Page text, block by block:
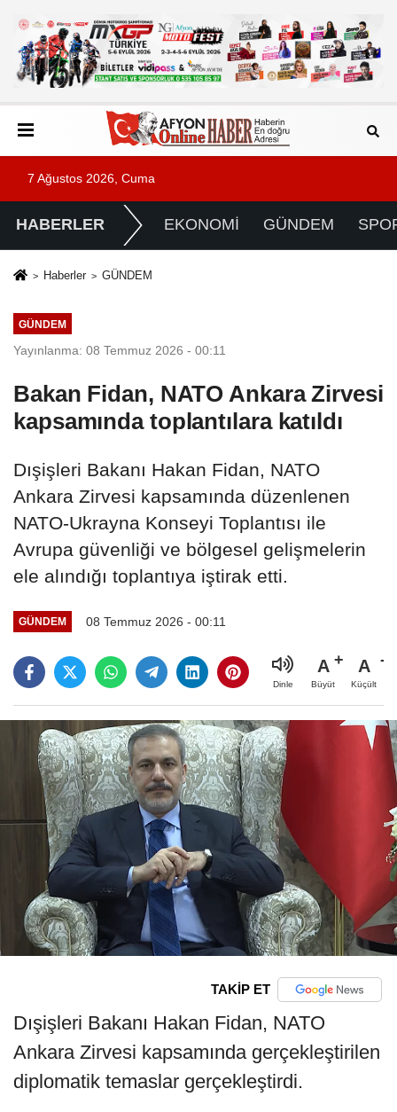
7 Ağustos 2026, Cuma
HABERLER EKONOMİ GÜNDEM
Haberler GÜNDEM
GÜNDEM
Yayınlanma: 08 Temmuz 2026 - 00:11
Bakan Fidan, NATO Ankara Zirvesi
kapsamında toplantılara katıldı
Dışişleri Bakanı Hakan Fidan, NATO
Ankara Zirvesi kapsamında düzenlenen
NATO-Ukrayna Konseyi Toplantısı ile
Avrupa güvenliği ve bölgesel gelişmelerin
ele alındığı toplantıya iştirak etti.
GÜNDEM 08 Temmuz 2026 - 00:11
Dinle
A
Büyüt
A
Küçült
TAKİP ET
Dışişleri Bakanı Hakan Fidan, NATO
Ankara Zirvesi kapsamında gerçekleştirilen
diplomatik temaslar gerçekleştirdi.